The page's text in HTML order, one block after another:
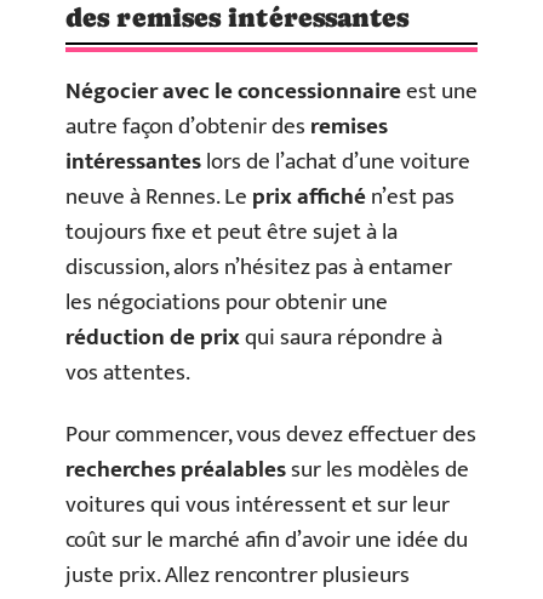
des remises intéressantes
Négocier avec le concessionnaireest une
autre façon d’obtenir desremises
intéressanteslors de l’achat d’une voiture
neuve à Rennes. Leprix affichén’est pas
toujours fixe et peut être sujet à la
discussion, alors n’hésitez pas à entamer
les négociations pour obtenir une
réduction de prixqui saura répondre à
vos attentes.
Pour commencer, vous devez effectuer des
recherches préalablessur les modèles de
voitures qui vous intéressent et sur leur
coût sur le marché afin d’avoir une idée du
juste prix. Allez rencontrer plusieurs